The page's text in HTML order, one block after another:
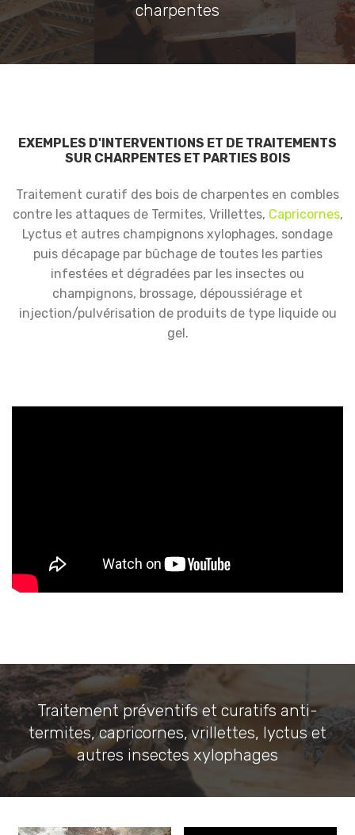
charpentes
EXEMPLES D'INTERVENTIONS ET DE TRAITEMENTS
SUR CHARPENTES ET PARTIES BOIS
Traitement curatif des bois de charpentes en combles
contre les attaques de Termites, Vrillettes, Capricornes,
Lyctus et autres champignons xylophages, sondage
puis décapage par bûchage de toutes les parties
infestées et dégradées par les insectes ou
champignons, brossage, dépoussiérage et
injection/pulvérisation de produits de type liquide ou
gel.
Traitement préventifs et curatifs anti-
termites, capricornes, vrillettes, lyctus et
autres insectes xylophages